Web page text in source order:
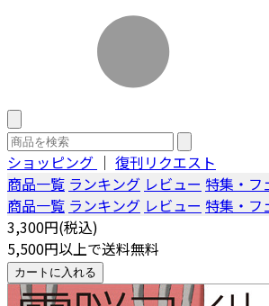
ショッピング ｜ 復刊リクエスト
商品一覧 ランキング レビュー 特集・フ
商品一覧 ランキング レビュー 特集・フ
3,300円(税込)
5,500円以上で送料無料
カートに入れる